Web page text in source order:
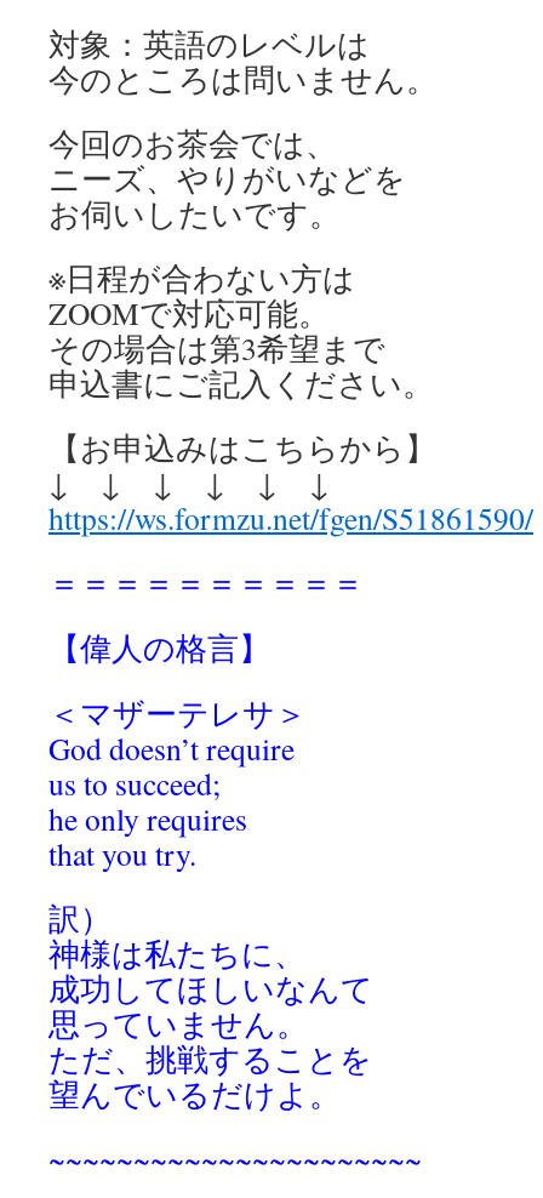
対象：英語のレベルは
今のところは問いません。
今回のお茶会では、
ニーズ、やりがいなどを
お伺いしたいです。
※日程が合わない方は
ZOOMで対応可能。
その場合は第3希望まで
申込書にご記入ください。
【お申込みはこちらから】
↓ ↓ ↓ ↓ ↓ ↓
https://ws.formzu.net/fgen/S51861590/
＝＝＝＝＝＝＝＝＝＝
【偉人の格言】
＜マザーテレサ＞
God doesn’t require
us to succeed;
he only requires
that you try.
訳）
神様は私たちに、
成功してほしいなんて
思っていません。
ただ、挑戦することを
望んでいるだけよ。
~~~~~~~~~~~~~~~~~~~~~~